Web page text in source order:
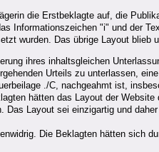
die Erstbeklagte auf, die
Informationszeichen "i" und der
wurden. Das übrige Layout blieb
ihres inhaltsgleichen
Urteils zu unterlassen,
./C, nachgeahmt ist,
hätten das Layout der
Das Layout sei einzigartig und
Die Beklagten hätten sich